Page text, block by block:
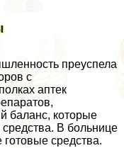
преуспела
с
аптек
баланс, которые
средства. В больнице
средства.